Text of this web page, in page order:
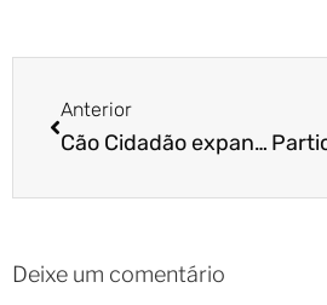
Anterior
Cão Cidadão expande atendimento a novas regiões
Deixe um comentário